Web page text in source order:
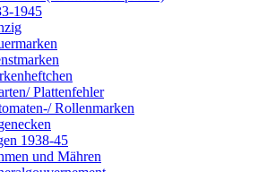
1945
Plattenfehler
Rollenmarken
1938-45
und Mähren